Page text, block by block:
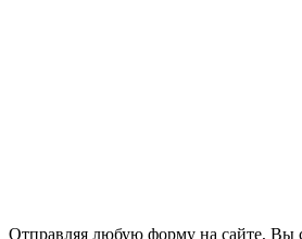
Отправляя любую форму на сайте, Вы